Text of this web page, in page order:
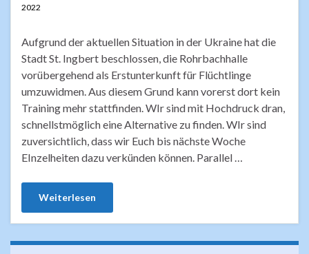
2022
Aufgrund der aktuellen Situation in der Ukraine hat die
Stadt St. Ingbert beschlossen, die Rohrbachhalle
vorübergehend als Erstunterkunft für Flüchtlinge
umzuwidmen. Aus diesem Grund kann vorerst dort kein
Training mehr stattfinden. WIr sind mit Hochdruck dran,
schnellstmöglich eine Alternative zu finden. WIr sind
zuversichtlich, dass wir Euch bis nächste Woche
EInzelheiten dazu verkünden können. Parallel …
Weiterlesen